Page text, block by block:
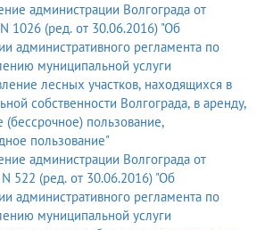
администрации Волгограда от
1026 (ред. от 30.06.2016) "Об
административного регламента по
муниципальной услуги
лесных участков, находящихся в
собственности Волгограда, в аренду,
(бессрочное) пользование,
пользование"
администрации Волгограда от
522 (ред. от 30.06.2016) "Об
административного регламента по
муниципальной услуги